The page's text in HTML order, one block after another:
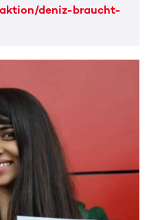
aktion/deniz-braucht-